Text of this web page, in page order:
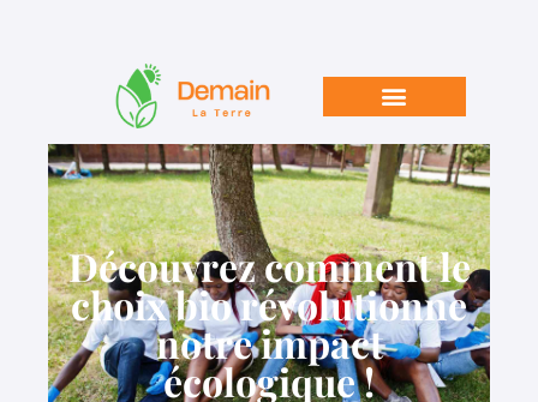
Découvrez comment le
choix bio révolutionne
notre impact
écologique !